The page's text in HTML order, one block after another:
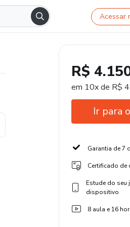
Acessar
R$
em 10x de R$
Ir para
Garantia de 7
Certificado de
Estude do seu
dispositivo
8 aula e 16